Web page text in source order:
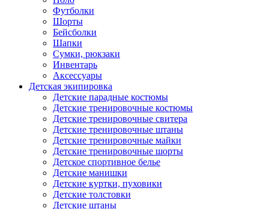
Футболки
Шорты
Бейсболки
Шапки
Сумки, рюкзаки
Инвентарь
Аксессуары
Детская экипировка
Детские парадные костюмы
Детские тренировочные костюмы
Детские тренировочные свитера
Детские тренировочные штаны
Детские тренировочные майки
Детские тренировочные шорты
Детское спортивное белье
Детские манишки
Детские куртки, пуховики
Детские толстовки
Детские штаны